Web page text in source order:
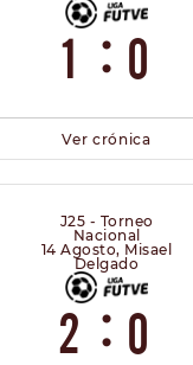
1 : 0
Ver crónica
J25 - Torneo
Nacional
14 Agosto, Misael
Delgado
2 : 0